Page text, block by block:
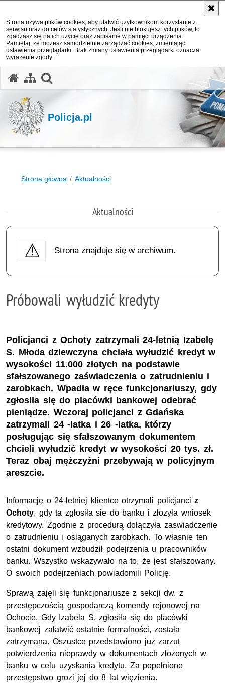
Strona używa plików cookies, aby ułatwić użytkownikom korzystanie z
serwisu oraz do celów statystycznych. Jeśli nie blokujesz tych plików, to
zgadzasz się na ich użycie oraz zapisanie w pamięci urządzenia.
Pamiętaj, że możesz samodzielnie zarządzać cookies, zmieniając
ustawienia przeglądarki. Brak zmiany ustawienia przeglądarki oznacza
wyrażenie zgody.
Policja.pl
Strona główna Aktualności
Aktualności
Strona znajduje się w archiwum.
Próbowali wyłudzić kredyty
Policjanci z Ochoty zatrzymali 24-letnią Izabelę
S. Młoda dziewczyna chciała wyłudzić kredyt w
wysokości 11.000 złotych na podstawie
sfałszowanego zaświadczenia o zatrudnieniu i
zarobkach. Wpadła w ręce funkcjonariuszy, gdy
zgłosiła się do placówki bankowej odebrać
pieniądze. Wczoraj policjanci z Gdańska
zatrzymali 24 -latka i 26 -latka, którzy
posługując się sfałszowanym dokumentem
chcieli wyłudzić kredyt w wysokości 20 tys. zł.
Teraz obaj mężczyźni przebywają w policyjnym
areszcie.
Informację o 24-letniej klientce otrzymali policjanciz
Ochoty, gdy ta zgłosiła sie do banku i złozyła wniosek
kredytowy. Zgodnie z procedurą dołączyła zaswiadczenie
o zatrudnieniu i osiąganych zarobkach. To własnie ten
ostatni dokument wzbudził podejrzenia u pracowników
banku. Wszystko wskazywało na to, że jest sfałszowany.
O swoich podejrzeniach powiadomili Policję.
Sprawą zajęli się funkcjonariusze z sekcji dw. z
przestępczością gospodarczą komendy rejonowej na
Ochocie. Gdy Izabela S. zgłosiła się do placówki
bankowej załatwić ostatnie formalności, została
zatrzymana. Oszustce przedstawiono już zarzut
potwierdzenia nieprawdy w dokumentach złożonych w
banku w celu uzyskania kredytu. Za popełnione
przestępstwo grozi jej do 8 lat więzienia.